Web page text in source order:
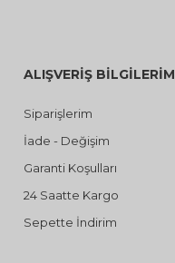
ALIŞVERİŞ BİLGİLERİM
Siparişlerim
İade - Değişim
Garanti Koşulları
24 Saatte Kargo
Sepette İndirim